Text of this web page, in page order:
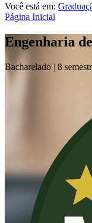
Você está em:
Página Inicial
Engenharia
Bacharelado | 8